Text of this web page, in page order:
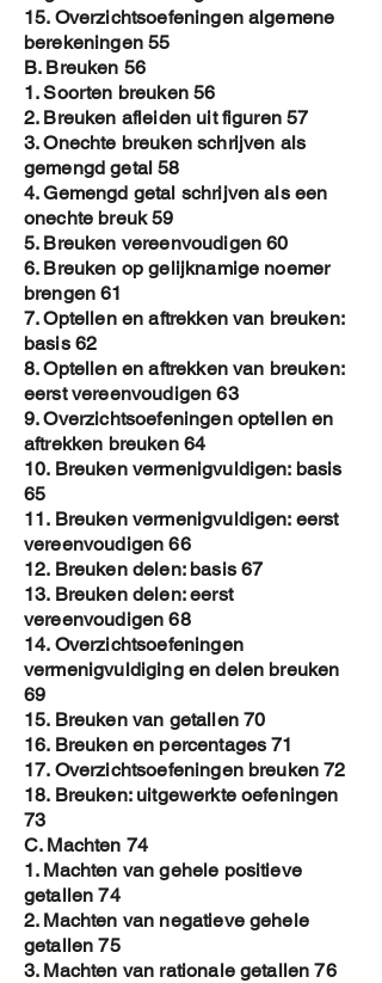
15. Overzichtsoefeningen algemene
berekeningen 55
B. Breuken 56
1. Soorten breuken 56
2. Breuken afleiden uit figuren 57
3. Onechte breuken schrijven als
gemengd getal 58
4. Gemengd getal schrijven als een
onechte breuk 59
5. Breuken vereenvoudigen 60
6. Breuken op gelijknamige noemer
brengen 61
7. Optellen en aftrekken van breuken:
basis 62
8. Optellen en aftrekken van breuken:
eerst vereenvoudigen 63
9. Overzichtsoefeningen optellen en
aftrekken breuken 64
10. Breuken vermenigvuldigen: basis
65
11. Breuken vermenigvuldigen: eerst
vereenvoudigen 66
12. Breuken delen: basis 67
13. Breuken delen: eerst
vereenvoudigen 68
14. Overzichtsoefeningen
vermenigvuldiging en delen breuken
69
15. Breuken van getallen 70
16. Breuken en percentages 71
17. Overzichtsoefeningen breuken 72
18. Breuken: uitgewerkte oefeningen
73
C. Machten 74
1. Machten van gehele positieve
getallen 74
2. Machten van negatieve gehele
getallen 75
3. Machten van rationale getallen 76